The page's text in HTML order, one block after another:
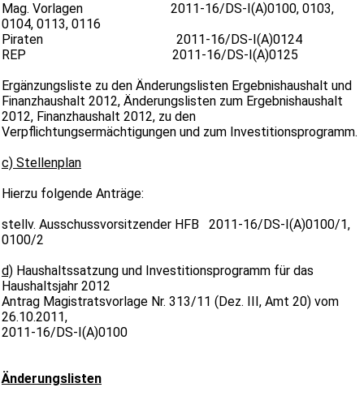
Mag. Vorlagen 2011-16/DS-I(A)0100, 0103,
0104, 0113, 0116
Piraten 2011-16/DS-I(A)0124
REP 2011-16/DS-I(A)0125
Ergänzungsliste zu den Änderungslisten Ergebnishaushalt und
Finanzhaushalt 2012, Änderungslisten zum Ergebnishaushalt
2012, Finanzhaushalt 2012, zu den
Verpflichtungsermächtigungen und zum Investitionsprogramm.
c) Stellenplan
Hierzu folgende Anträge:
stellv. Ausschussvorsitzender HFB 2011-16/DS-I(A)0100/1,
0100/2
d) Haushaltssatzung und Investitionsprogramm für das
Haushaltsjahr 2012
Antrag Magistratsvorlage Nr. 313/11 (Dez. III, Amt 20) vom
26.10.2011,
2011-16/DS-I(A)0100
Änderungslisten